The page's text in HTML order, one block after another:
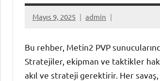
Mayıs 9, 2025 admin
Bu rehber, Metin2 PVP
Stratejiler, ekipman ve taktikler
akıl ve strateji gerektirir. Her